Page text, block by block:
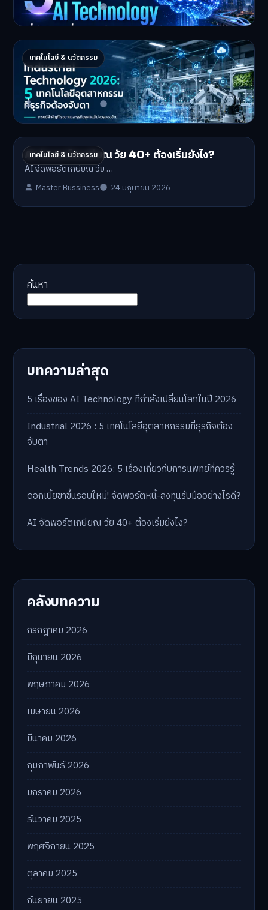
Master Bussiness 2 กรกฎาคม 2026
เทคโนโลยี & นวัตกรรม
Industrial 2026 : 5 เทคโนโลยีอุตสาหกรรมที่
ธุรกิจต้องจับตา
Industrial Technology …
Master Bussiness 1 กรกฎาคม 2026
เทคโนโลยี & นวัตกรรม
AI จัดพอร์ตเกษียณ วัย 40+ ต้องเริ่มยังไง?
AI จัดพอร์ตเกษียณ วัย …
Master Bussiness 24 มิถุนายน 2026
ค้นหา
บทความล่าสุด
5 เรื่องของ AI Technology ที่กำลังเปลี่ยนโลกในปี 2026
Industrial 2026 : 5 เทคโนโลยีอุตสาหกรรมที่ธุรกิจต้อง
จับตา
Health Trends 2026: 5 เรื่องเกี่ยวกับการแพทย์ที่ควรรู้
ดอกเบี้ยขาขึ้นรอบใหม่! จัดพอร์ตหนี้-ลงทุนรับมืออย่างไรดี?
AI จัดพอร์ตเกษียณ วัย 40+ ต้องเริ่มยังไง?
คลังบทความ
กรกฎาคม 2026
มิถุนายน 2026
พฤษภาคม 2026
เมษายน 2026
มีนาคม 2026
กุมภาพันธ์ 2026
มกราคม 2026
ธันวาคม 2025
พฤศจิกายน 2025
ตุลาคม 2025
กันยายน 2025